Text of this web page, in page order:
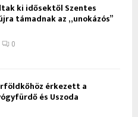
ki idősektől Szentes
támadnak az „unokázós”
0
érkezett a
és Uszoda